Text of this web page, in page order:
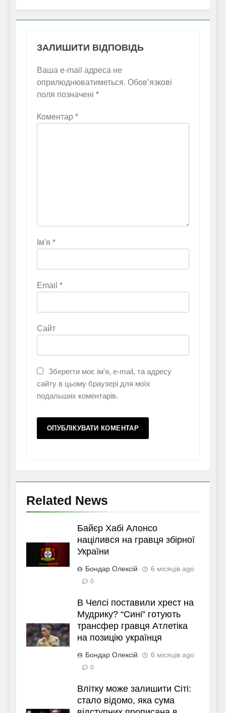
ЗАЛИШИТИ ВІДПОВІДЬ
Ваша e-mail адреса не
оприлюднюватиметься. Обов’язкові
поля позначені *
Коментар *
Ім'я *
Email *
Сайт
Зберегти моє ім'я, e-mail, та адресу
сайту в цьому браузері для моїх
подальших коментарів.
Related News
Байєр Хабі Алонсо
націлився на гравця збірної
України
Бондар Олексій 6 місяців ago
0
В Челсі поставили хрест на
Мудрику? “Сині” готують
трансфер гравця Атлетіка
на позицію українця
Бондар Олексій 6 місяців ago
0
Влітку може залишити Сіті:
стало відомо, яка сума